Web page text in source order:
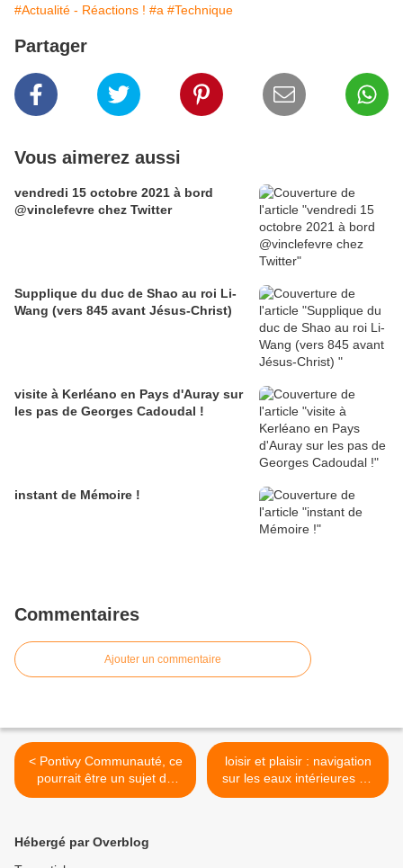
#Actualité - Réactions ! #a #Technique
Partager
Vous aimerez aussi
vendredi 15 octobre 2021 à bord
@vinclefevre chez Twitter
Supplique du duc de Shao au roi Li-
Wang (vers 845 avant Jésus-Christ)
visite à Kerléano en Pays d'Auray sur
les pas de Georges Cadoudal !
instant de Mémoire !
Commentaires
Ajouter un commentaire
< Pontivy Communauté, ce
pourrait être un sujet de
commission pour demain...
loisir et plaisir : navigation
sur les eaux intérieures de
Bretagne... >
Hébergé par Overblog